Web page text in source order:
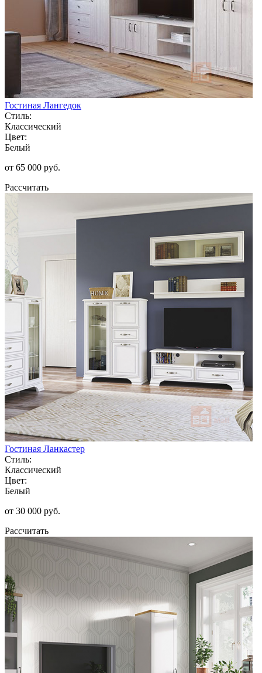
Гостиная Лангедок
Стиль:
Классический
Цвет:
Белый
от 65 000 руб.
Рассчитать
Гостиная Ланкастер
Стиль:
Классический
Цвет:
Белый
от 30 000 руб.
Рассчитать